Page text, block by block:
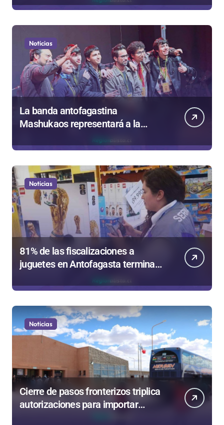
Noticias
La banda antofagastina
Mashukaos representará a la
de Valparaíso
Noticias
81% de las fiscalizaciones a
juguetes en Antofagasta termina
en sumarios sanitarios
Noticias
Cierre de pasos fronterizos triplica
autorizaciones para importar